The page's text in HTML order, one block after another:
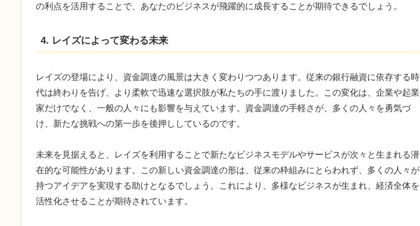
の利点を活用することで、あなたのビジネスが飛躍的に成長することが期待できるでしょう。
4. レイズによって変わる未来
レイズの登場により、資金調達の風景は大きく変わりつつあります。従来の銀行融資に依存する時
代は終わりを告げ、より柔軟で迅速な選択肢が私たちの手に渡りました。この変化は、企業や起業
家だけでなく、一般の人々にも影響を与えています。資金調達の手軽さが、多くの人々を勇気づ
け、新たな挑戦への第一歩を後押ししているのです。
未来を見据えると、レイズを利用することで新たなビジネスモデルやサービスが次々と生まれる潜
在的な可能性があります。この新しい資金調達の形は、従来の枠組みにとらわれず、多くの人々が
持つアイデアを実現する助けとなるでしょう。これにより、多様なビジネスが生まれ、経済全体を
活性化させることが期待されています。